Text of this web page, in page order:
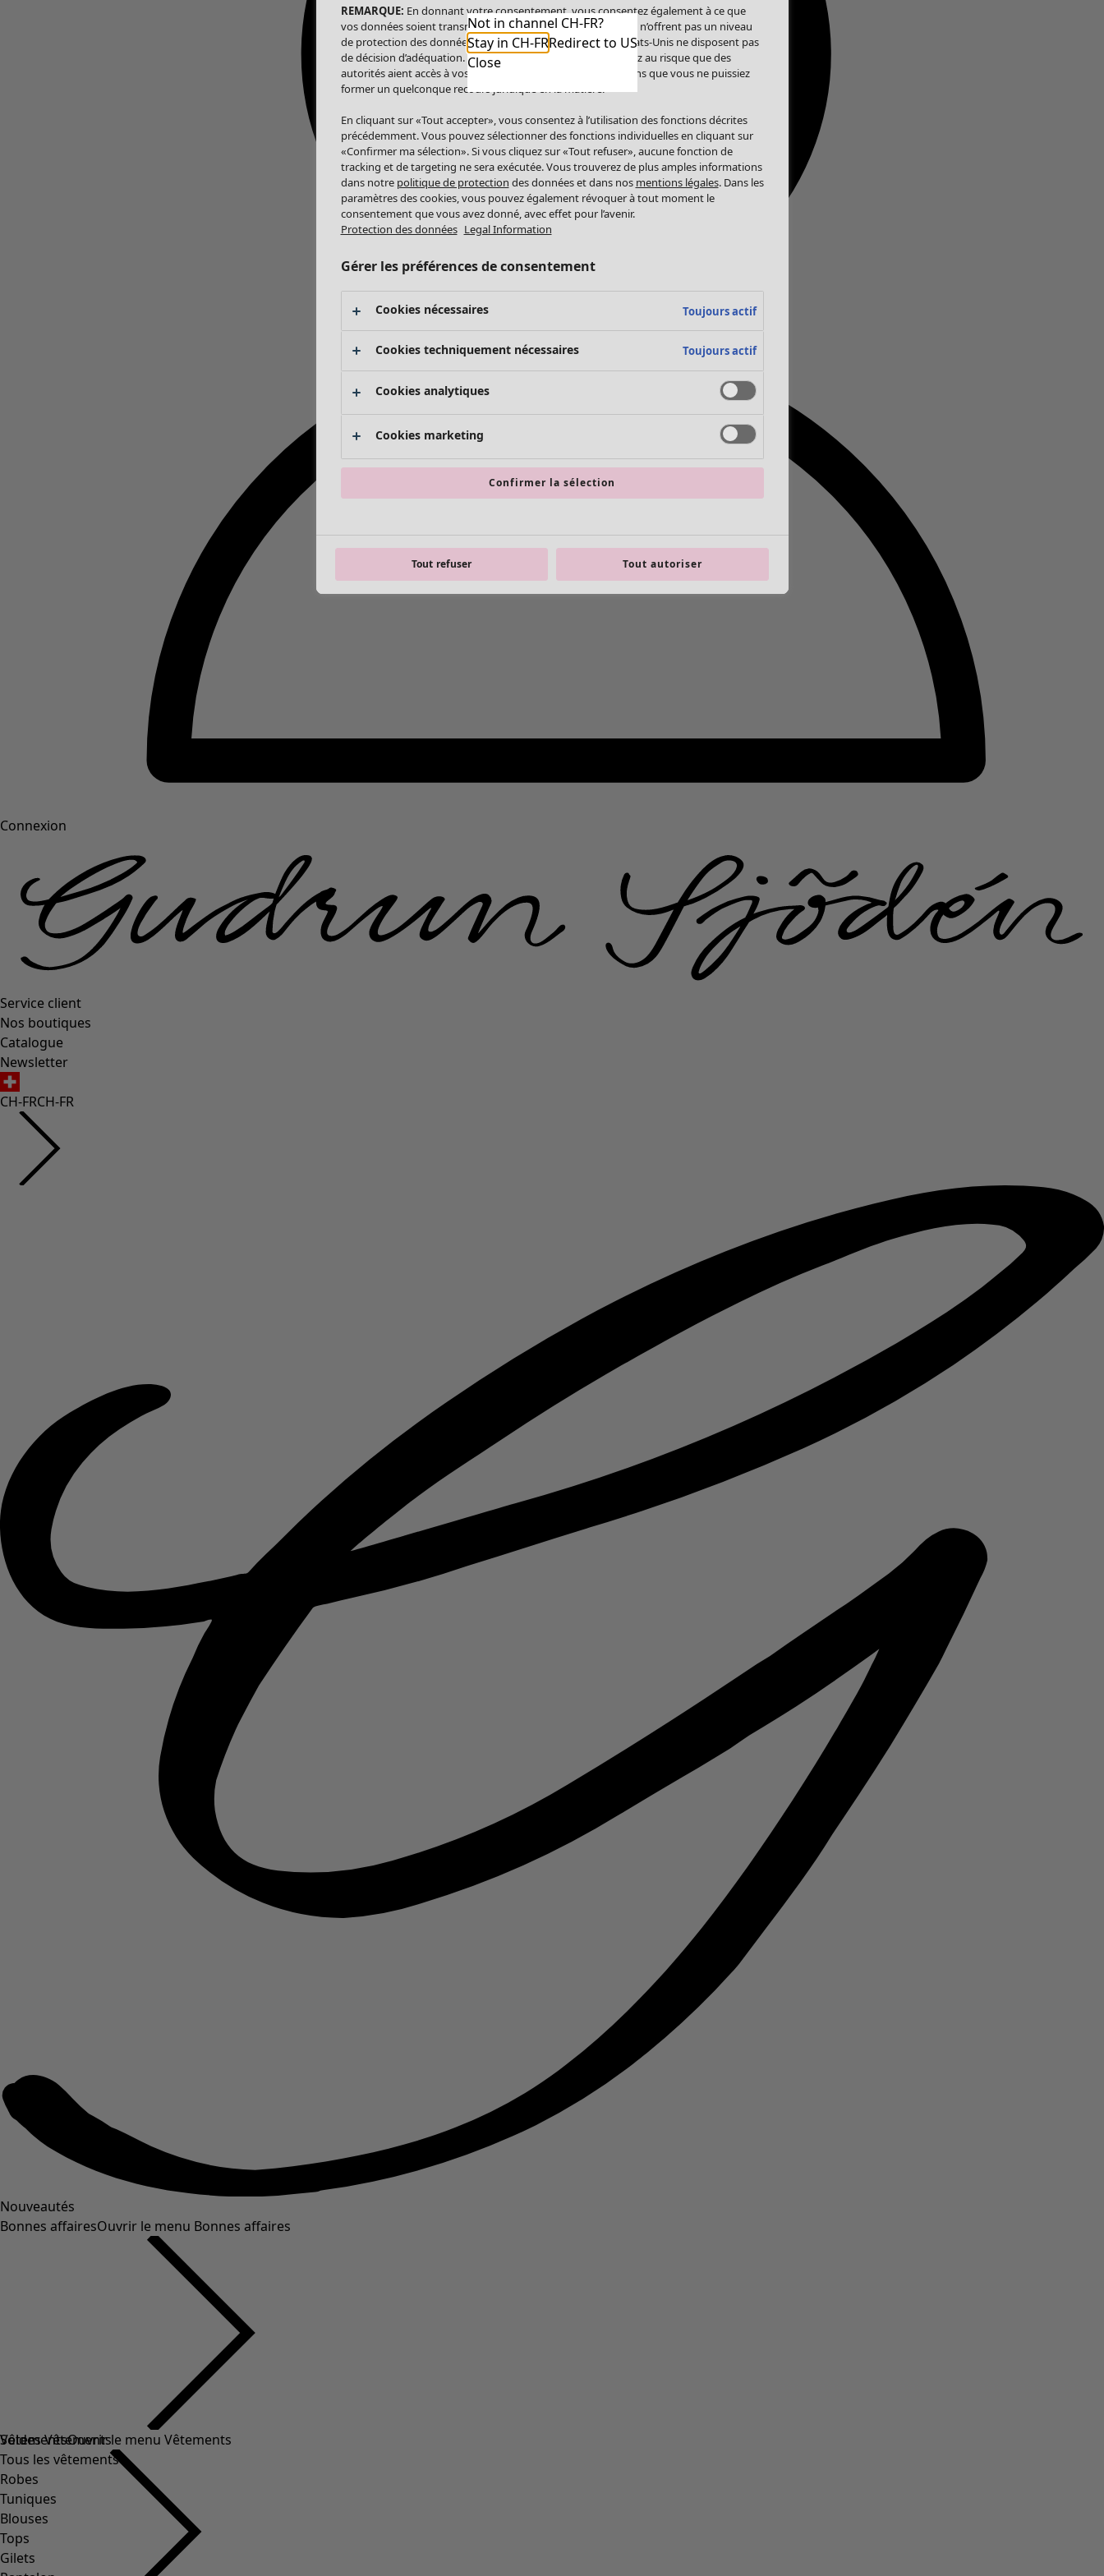
Connexion
Service client
Nos boutiques
Catalogue
Newsletter
CH-FRCH-FR
Nouveautés
Bonnes affairesOuvrir le menu Bonnes affaires
Soldes Vêtements
Tous les vêtements
Robes
Tuniques
Blouses
Tops
Gilets
VêtementsOuvrir le menu Vêtements
Not in channel CH-FR?
Stay in CH-FRRedirect to US
Close
REMARQUE: En donnant votre consentement, vous consentez également à ce que
vos données soient transmises aux États-Unis. Les États-Unis n’offrent pas un niveau
de protection des données comparable à celui de l’UE. Les États-Unis ne disposent pas
de décision d’adéquation. Par conséquent, vous vous exposez au risque que des
autorités aient accès à vos données à caractère personnel sans que vous ne puissiez
former un quelconque recours juridique en la matière.
En cliquant sur «Tout accepter», vous consentez à l’utilisation des fonctions décrites
précédemment. Vous pouvez sélectionner des fonctions individuelles en cliquant sur
«Confirmer ma sélection». Si vous cliquez sur «Tout refuser», aucune fonction de
tracking et de targeting ne sera exécutée. Vous trouverez de plus amples informations
dans notre politique de protection des données et dans nos mentions légales. Dans les
paramètres des cookies, vous pouvez également révoquer à tout moment le
consentement que vous avez donné, avec effet pour l’avenir.
Protection des données Legal Information
Gérer les préférences de consentement
Cookies nécessaires Toujours actif
Cookies techniquement nécessaires Toujours actif
Cookies analytiques
Cookies marketing
Confirmer la sélection
Tout refuser Tout autoriser